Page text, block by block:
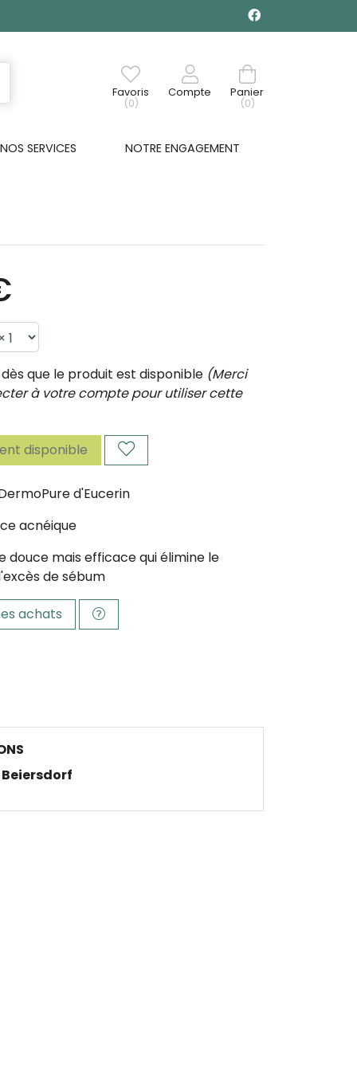
Favoris
(0)
Compte
Panier
(0)
NOS SERVICES NOTRE ENGAGEMENT
que le produit est disponible (Merci
à votre compte pour utiliser cette
disponible
d'Eucerin
acnéique
douce mais efficace qui élimine le
de sébum
achats
Beiersdorf